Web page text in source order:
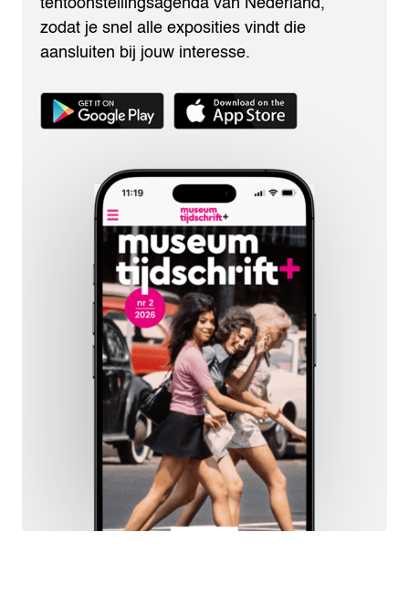
zodat je snel alle exposities vindt die
aansluiten bij jouw interesse.